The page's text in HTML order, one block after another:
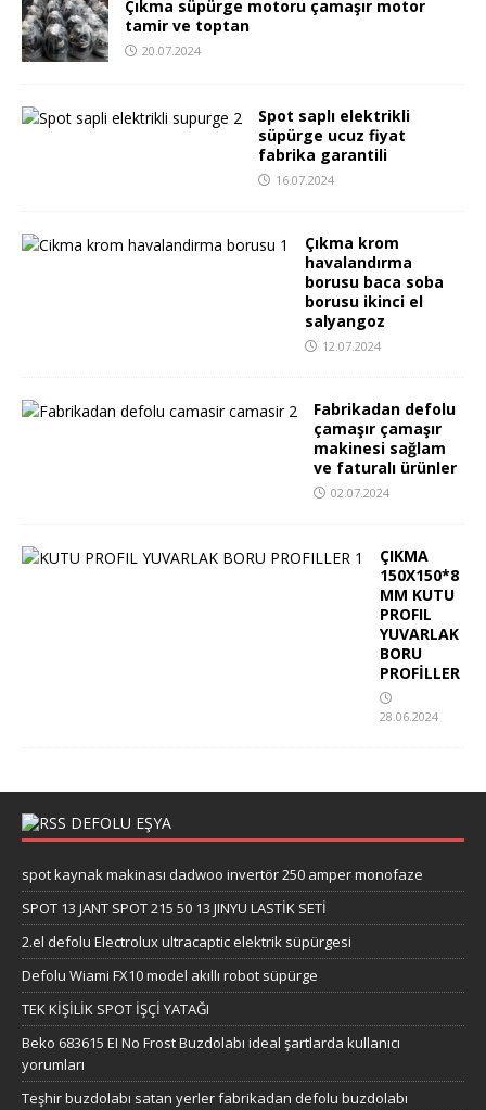
Çıkma süpürge motoru çamaşır motor
tamir ve toptan
20.07.2024
Spot saplı elektrikli
süpürge ucuz fiyat
fabrika garantili
16.07.2024
Çıkma krom
havalandırma
borusu baca soba
borusu ikinci el
salyangoz
12.07.2024
Fabrikadan defolu
çamaşır çamaşır
makinesi sağlam
ve faturalı ürünler
02.07.2024
ÇIKMA
150X150*8
MM KUTU
PROFIL
YUVARLAK
BORU
PROFİLLER
28.06.2024
DEFOLU EŞYA
spot kaynak makinası dadwoo invertör 250 amper monofaze
SPOT 13 JANT SPOT 215 50 13 JINYU LASTİK SETİ
2.el defolu Electrolux ultracaptic elektrik süpürgesi
Defolu Wiami FX10 model akıllı robot süpürge
TEK KİŞİLİK SPOT İŞÇİ YATAĞI
Beko 683615 EI No Frost Buzdolabı ideal şartlarda kullanıcı
yorumları
Teşhir buzdolabı satan yerler fabrikadan defolu buzdolabı